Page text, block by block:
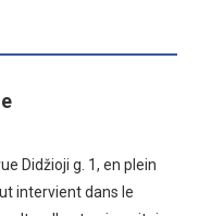
Didžioji g. 1, en plein
intervient dans le